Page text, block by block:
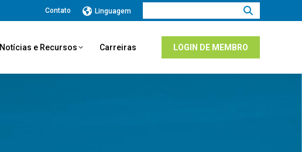
Contato Linguagem
Notícias e Recursos Carreiras LOGIN DE MEMBRO